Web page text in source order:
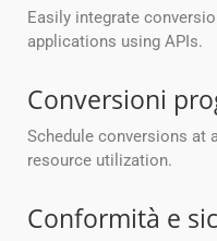
Easily integrate
applications using APIs.
Conversioni
Schedule conversions at
resource utilization.
Conformità e